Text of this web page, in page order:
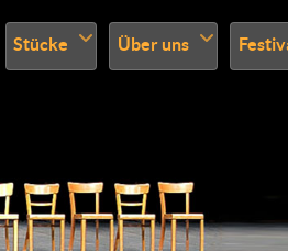
Stücke Über uns